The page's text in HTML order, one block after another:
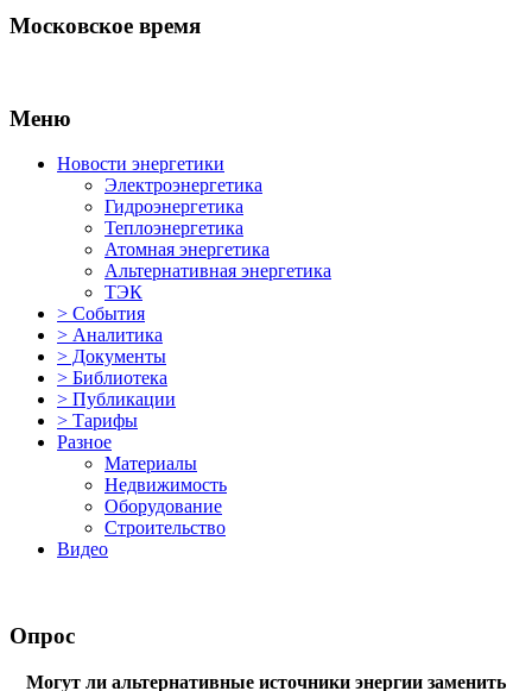
Московское время
Меню
Новости энергетики
Электроэнергетика
Гидроэнергетика
Теплоэнергетика
Атомная энергетика
Альтернативная энергетика
ТЭК
> События
> Аналитика
> Документы
> Библиотека
> Публикации
> Тарифы
Разное
Материалы
Недвижимость
Оборудование
Строительство
Видео
Опрос
Могут ли альтернативные источники энергии заменить